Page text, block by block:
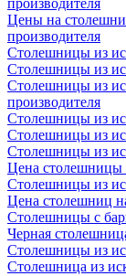
производителя
Цены на
производителя
Столешницы из
Столешницы из
Столешницы из
производителя
Столешницы из
Столешницы из
Столешницы из
Цена столешницы
Столешницы из
Цена столешниц
Столешницы с
Черная
Столешницы из
Столешница из